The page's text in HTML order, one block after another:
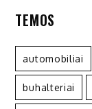
TEMOS
automobiliai
buhalteriai